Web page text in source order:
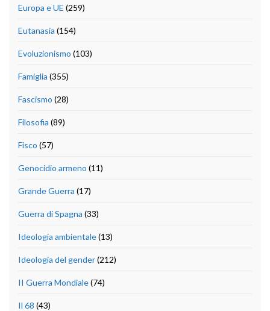
Europa e UE (259)
Eutanasia (154)
Evoluzionismo (103)
Famiglia (355)
Fascismo (28)
Filosofia (89)
Fisco (57)
Genocidio armeno (11)
Grande Guerra (17)
Guerra di Spagna (33)
Ideologia ambientale(13)
Ideologia del gender(212)
II Guerra Mondiale(74)
Il 68 (43)